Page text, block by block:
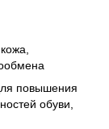
повышения
обуви,